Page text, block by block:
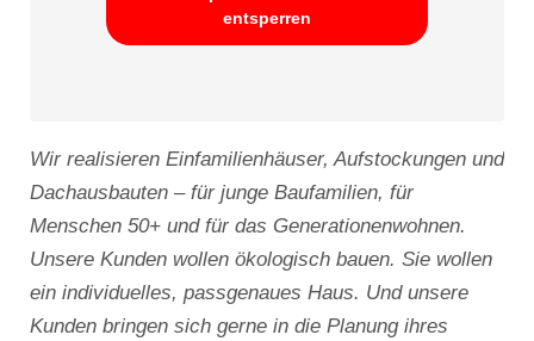
entsperren
Wir realisieren Einfamilienhäuser, Aufstockungen und
Dachausbauten – für junge Baufamilien, für
Menschen 50+ und für das Generationenwohnen.
Unsere Kunden wollen ökologisch bauen. Sie wollen
ein individuelles, passgenaues Haus. Und unsere
Kunden bringen sich gerne in die Planung ihres